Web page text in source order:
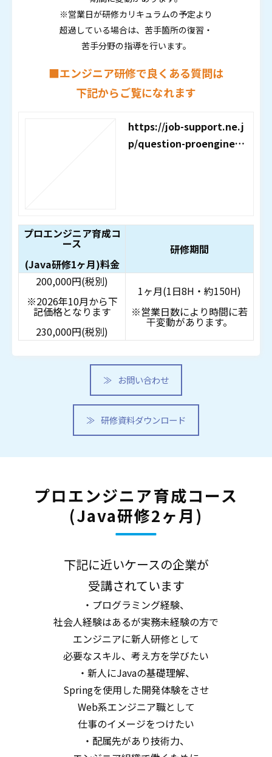
※営業日が研修カリキュラムの予定より
超過している場合は、苦手箇所の復習・
苦手分野の指導を行います。
■エンジニア研修で良くある質問は
下記からご覧になれます
https://job-support.ne.j
p/question-proengineer
プロエンジニア育成コ
ース
(Java研修1ヶ月)料金
研修期間
200,000円(税別)
※2026年10月から下
記価格となります
230,000円(税別)
1ヶ月(1日8H・約150H)
※営業日数により時間に若
干変動があります。
お問い合わせ
研修資料ダウンロード
プロエンジニア育成コース
(Java研修2ヶ月)
下記に近いケースの企業が
受講されています
・プログラミング経験、
社会人経験はあるが実務未経験の方で
エンジニアに新人研修として
必要なスキル、考え方を学びたい
・新人にJavaの基礎理解、
Springを使用した開発体験をさせ
Web系エンジニア職として
仕事のイメージをつけたい
・配属先があり技術力、